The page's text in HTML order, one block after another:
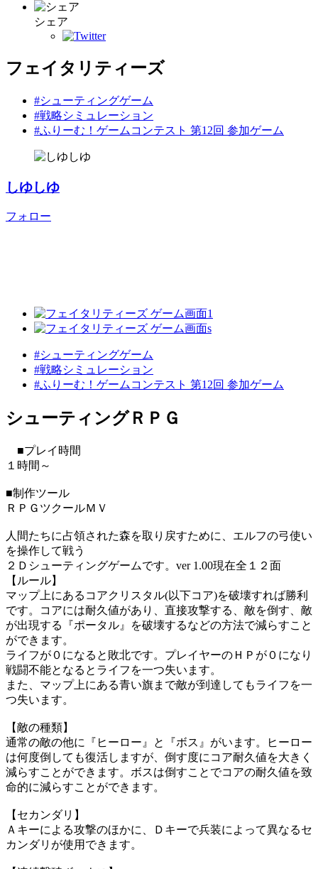
シェア
フェイタリティーズ
#シューティングゲーム
#戦略シミュレーション
#ふりーむ！ゲームコンテスト 第12回 参加ゲーム
しゆしゆ
フォロー
#シューティングゲーム
#戦略シミュレーション
#ふりーむ！ゲームコンテスト 第12回 参加ゲーム
シューティングＲＰＧ
■プレイ時間
１時間～
■制作ツール
ＲＰＧツクールＭＶ
人間たちに占領された森を取り戻すために、エルフの弓使い
を操作して戦う
２Ｄシューティングゲームです。ver 1.00現在全１２面
【ルール】
マップ上にあるコアクリスタル(以下コア)を破壊すれば勝利
です。コアには耐久値があり、直接攻撃する、敵を倒す、敵
が出現する『ポータル』を破壊するなどの方法で減らすこと
ができます。
ライフが０になると敗北です。プレイヤーのＨＰが０になり
戦闘不能となるとライフを一つ失います。
また、マップ上にある青い旗まで敵が到達してもライフを一
つ失います。
【敵の種類】
通常の敵の他に『ヒーロー』と『ボス』がいます。ヒーロー
は何度倒しても復活しますが、倒す度にコア耐久値を大きく
減らすことができます。ボスは倒すことでコアの耐久値を致
命的に減らすことができます。
【セカンダリ】
Ａキーによる攻撃のほかに、Ｄキーで兵装によって異なるセ
カンダリが使用できます。